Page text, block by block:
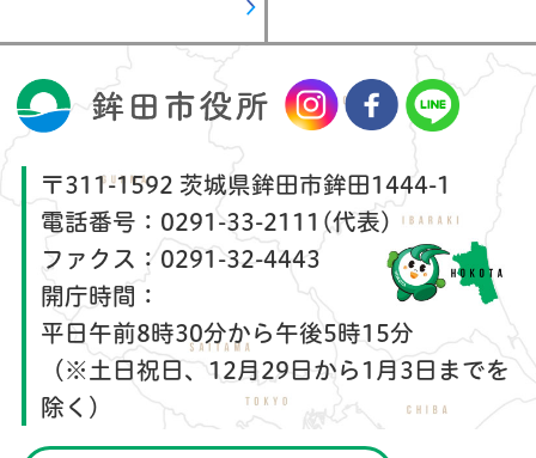
〒311-1592 茨城県鉾田市鉾田1444-1
電話番号： 0291-33-2111(代表)
ファクス： 0291-32-4443
開庁時間：
平日午前8時30分から午後5時15分
（※土日祝日、12月29日から1月3日までを
除く）